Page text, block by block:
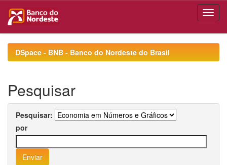
navigationDSpace - BNB - Banco do Nordeste do Brasil
Pesquisar
Pesquisar:
por